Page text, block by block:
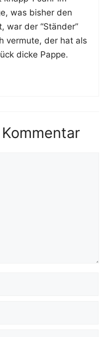
was bis­her den
war der “Stän­der”
ver­mu­te, der hat als
dicke Pappe.